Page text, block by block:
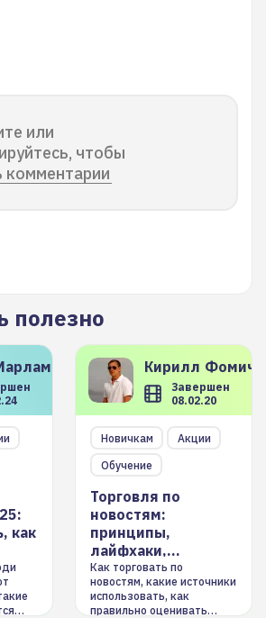
или
чтобы
комментарии
полезно
как
Кирилл
Завершен
08.02.20
Новичкам
Акции
Обучение
Торговля по
новостям:
принципы,
лайфхаки,
инструменты
Как торговать по
новостям, какие источники
использовать, как
правильно оценивать